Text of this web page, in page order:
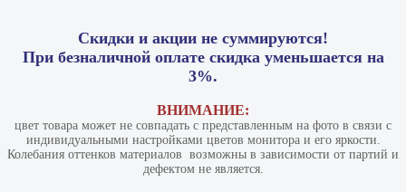
Скидки и акции не суммируются!
При безналичной оплате скидка уменьшается на
3%.
ВНИМАНИЕ:
цвет товара может не совпадать с представленным на фото в связи с
индивидуальными настройками цветов монитора и его яркости.
Колебания оттенков материалов​ ​ возможны в зависимости от партий и
дефектом не является.